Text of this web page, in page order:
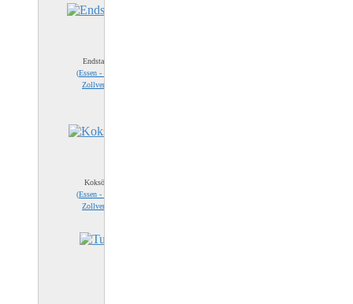
Endstation
(Essen - Zeche
Zollverein
Koksöfen
(Essen - Zeche
Zollverein